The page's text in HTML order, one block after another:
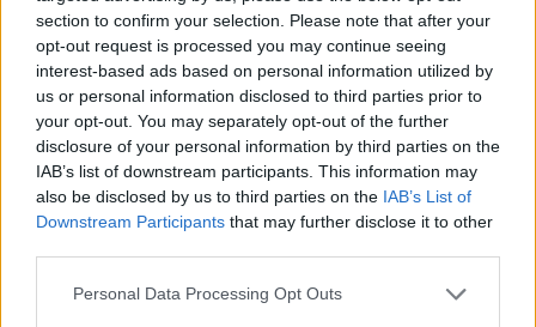
section to confirm your selection. Please note that after your
opt-out request is processed you may continue seeing
interest-based ads based on personal information utilized by
us or personal information disclosed to third parties prior to
your opt-out. You may separately opt-out of the further
disclosure of your personal information by third parties on the
IAB’s list of downstream participants. This information may
also be disclosed by us to third parties on the IAB’s List of
Downstream Participants that may further disclose it to other
Personal Data Processing Opt Outs
απαιτούν την προσοχή του χρήστη. Είναι δύσκολο να
μοιραστείς κάτι, όταν τις χρησιμοποιείς», ενώ
επιπλέον συχνά είναι πολύπλοκες για ένα
παιδάκι.
«Το απλό είναι καλύτερο»τόνισε ο κ. Χρηστάκης
και πρόσθεσε ότι, όπως έχουν δείξει μελέτες,
ακόμη και τα παραδοσιακά τουβλάκια
επιτρέπουν στα μικρά παιδιά να αναπτύσσουν
καλύτερα τις γλωσσικές ικανότητές τους.